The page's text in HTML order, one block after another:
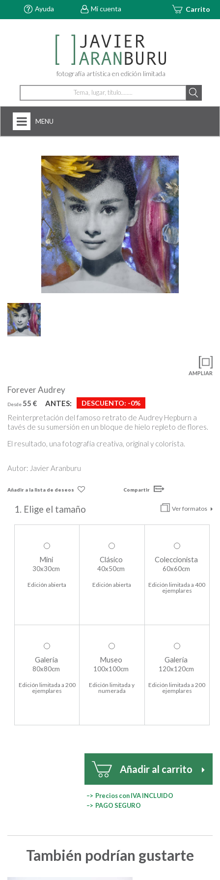
Carrito
Mi cuenta
Ayuda
fotografía artística en edición limitada
MENU
FOTOGRAFÍAS
AMPLIAR
Forever Audrey
Desde 55 € ANTES: DESCUENTO: -0%
Reinterpretación del famoso retrato de Audrey Hepburn a
tavés de su sumersión en un bloque de hielo repleto de flores.
El resultado, una fotografía creativa, original y colorista.
Autor: Javier Aranburu
Añadir a la lista de deseos Compartir
Ver formatos
1. Elige el tamaño
Mini
30x30cm
Edición abierta
Clásico
40x50cm
Edición abierta
Coleccionista
60x60cm
Edición limitada a 400
ejemplares
Galería
80x80cm
Edición limitada a 200
ejemplares
Museo
100x100cm
Edición limitada y
numerada
Galería
120x120cm
Edición limitada a 200
ejemplares
Añadir al carrito
–> Precios con IVA INCLUIDO
–> PAGO SEGURO
También podrían gustarte